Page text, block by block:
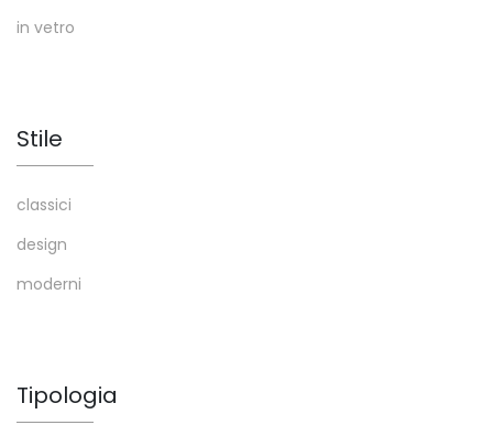
in vetro
Stile
classici
design
moderni
Tipologia